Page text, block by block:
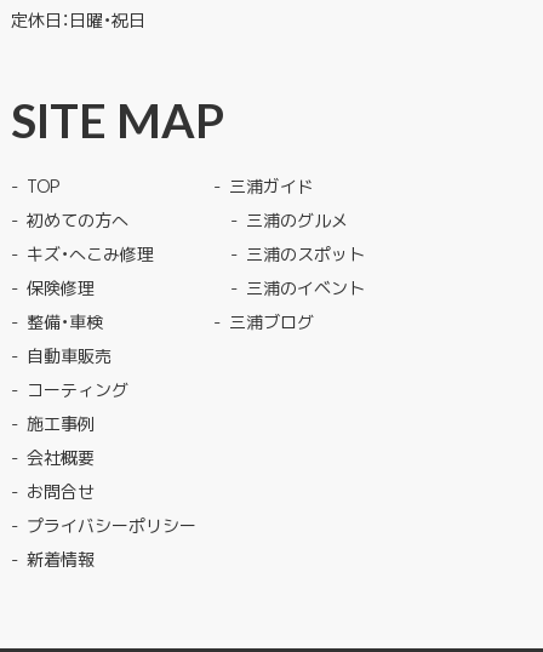
定休日：日曜・祝日
SITE MAP
TOP
初めての方へ
キズ・へこみ修理
保険修理
整備・車検
自動車販売
コーティング
施工事例
会社概要
お問合せ
プライバシーポリシー
新着情報
三浦ガイド
三浦のグルメ
三浦のスポット
三浦のイベント
三浦ブログ